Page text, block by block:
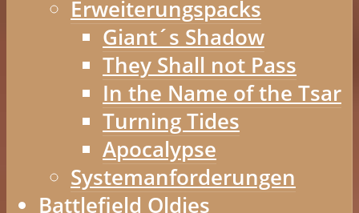
Erweiterungspacks
Giant´s Shadow
They Shall not Pass
In the Name of the Tsar
Turning Tides
Apocalypse
Systemanforderungen
Battlefield Oldies